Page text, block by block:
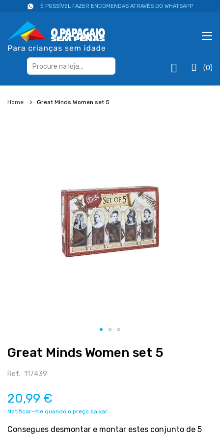
É POSSÍVEL FAZER ENCOMENDAS ATRAVÉS DO WHATSAPP
(0)
Home Great Minds Women set 5
Great Minds Women set 5
Ref. 117439
20,99 €
Notificar-me quando o preço baixar
Consegues desmontar e montar estes conjunto de 5
para
início
galeria